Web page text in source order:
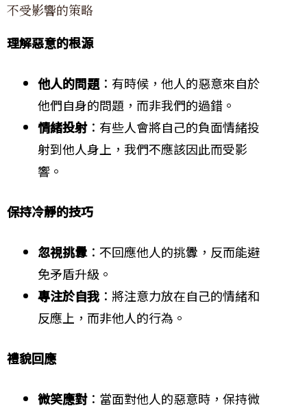
不受影響的策略
理解惡意的根源
他人的問題：有時候，他人的惡意來自於
他們自身的問題，而非我們的過錯。
情緒投射：有些人會將自己的負面情緒投
射到他人身上，我們不應該因此而受影
響。
保持冷靜的技巧
忽視挑釁：不回應他人的挑釁，反而能避
免矛盾升級。
專注於自我：將注意力放在自己的情緒和
反應上，而非他人的行為。
禮貌回應
微笑應對：當面對他人的惡意時，保持微